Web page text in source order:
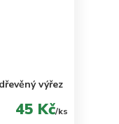
výřez
45 Kč/ks